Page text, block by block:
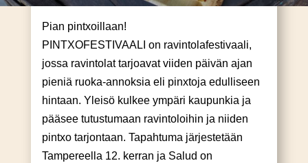
Pian pintxoillaan!
PINTXOFESTIVAALI on ravintolafestivaali,
jossa ravintolat tarjoavat viiden päivän ajan
pieniä ruoka-annoksia eli pinxtoja edulliseen
hintaan. Yleisö kulkee ympäri kaupunkia ja
pääsee tutustumaan ravintoloihin ja niiden
pintxo tarjontaan. Tapahtuma järjestetään
Tampereella 12. kerran ja Salud on